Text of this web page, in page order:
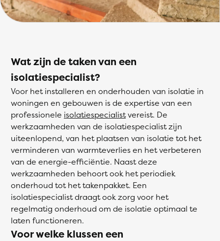
Wat zijn de taken van een
isolatiespecialist?
Voor het installeren en onderhouden van isolatie in
woningen en gebouwen is de expertise van een
professionele isolatiespecialistvereist. De
werkzaamheden van de isolatiespecialist zijn
uiteenlopend, van het plaatsen van isolatie tot het
verminderen van warmteverlies en het verbeteren
van de energie-efficiëntie. Naast deze
werkzaamheden behoort ook het periodiek
onderhoud tot het takenpakket. Een
isolatiespecialist draagt ook zorg voor het
regelmatig onderhoud om de isolatie optimaal te
laten functioneren.
Voor welke klussen een